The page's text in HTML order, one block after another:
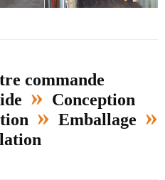
commande
» Conception
» Emballage »